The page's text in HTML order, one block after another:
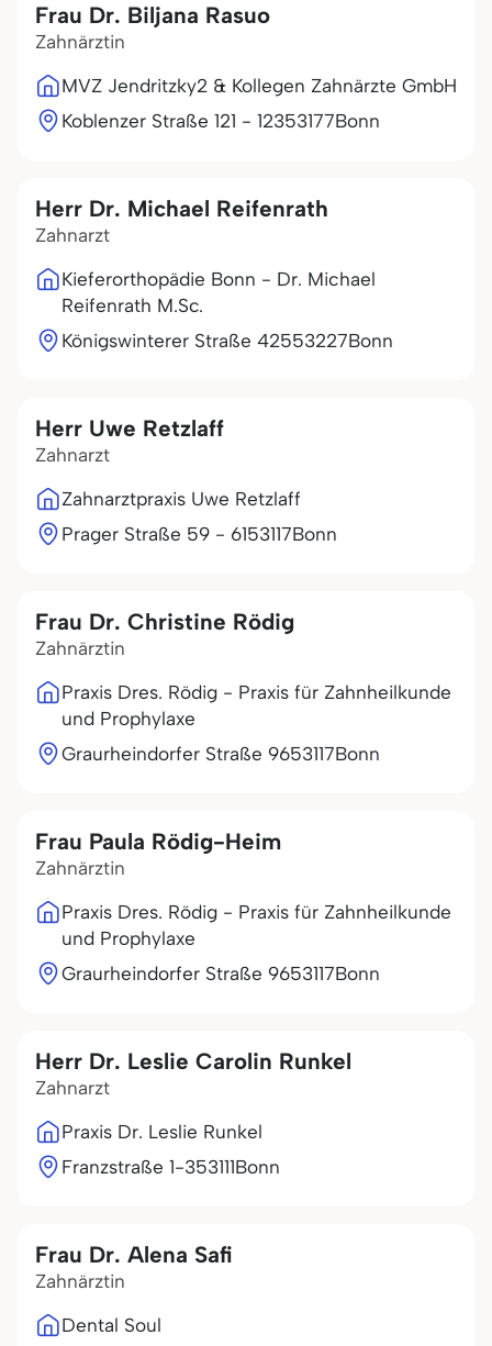
Frau Dr. Biljana Rasuo
Zahnärztin
MVZ Jendritzky2 & Kollegen Zahnärzte GmbH
Koblenzer Straße 121 - 12353177Bonn
Herr Dr. Michael Reifenrath
Zahnarzt
Kieferorthopädie Bonn - Dr. Michael
Reifenrath M.Sc.
Königswinterer Straße 42553227Bonn
Herr Uwe Retzlaff
Zahnarzt
Zahnarztpraxis Uwe Retzlaff
Prager Straße 59 - 6153117Bonn
Frau Dr. Christine Rödig
Zahnärztin
Praxis Dres. Rödig - Praxis für Zahnheilkunde
und Prophylaxe
Graurheindorfer Straße 9653117Bonn
Frau Paula Rödig-Heim
Zahnärztin
Praxis Dres. Rödig - Praxis für Zahnheilkunde
und Prophylaxe
Graurheindorfer Straße 9653117Bonn
Herr Dr. Leslie Carolin Runkel
Zahnarzt
Praxis Dr. Leslie Runkel
Franzstraße 1-353111Bonn
Frau Dr. Alena Safi
Zahnärztin
Dental Soul